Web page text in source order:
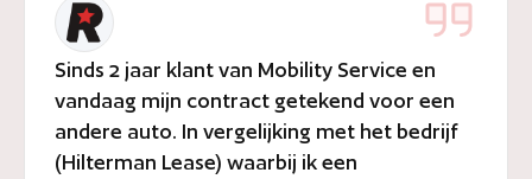
Sinds 2 jaar klant van Mobility Service en
vandaag mijn contract getekend voor een
andere auto. In vergelijking met het bedrijf
(Hilterman Lease) waarbij ik een